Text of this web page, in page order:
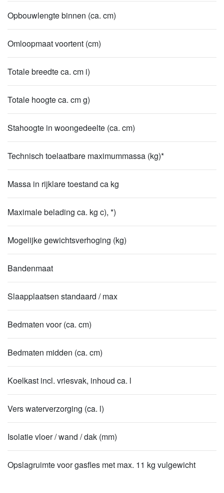
Opbouwlengte binnen (ca. cm)
Omloopmaat voortent (cm)
Totale breedte ca. cm i)
Totale hoogte ca. cm g)
Stahoogte in woongedeelte (ca. cm)
Technisch toelaatbare maximummassa (kg)*
Massa in rijklare toestand ca kg
Maximale belading ca. kg c), *)
Mogelijke gewichtsverhoging (kg)
Bandenmaat
Slaapplaatsen standaard / max
Bedmaten voor (ca. cm)
Bedmaten midden (ca. cm)
Koelkast incl. vriesvak, inhoud ca. l
Vers waterverzorging (ca. l)
Isolatie vloer / wand / dak (mm)
Opslagruimte voor gasfles met max. 11 kg vulgewicht